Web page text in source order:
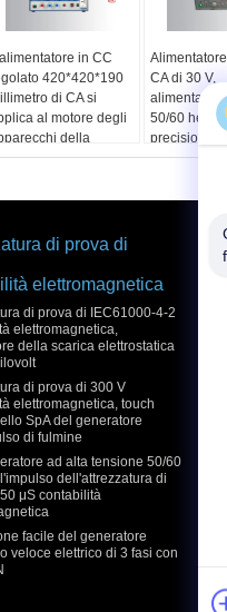
in CC
420*420*190
di CA si
al motore degli
della
CA di 30 V,
50/60 hertz
precisione di
di prova di
elettromagnetica
di prova di IEC61000-4-2
elettromagnetica,
della scarica elettrostatica
di prova di 300 V
elettromagnetica, touch
SpA del generatore
di fulmine
ad alta tensione 50/60
dell'attrezzatura di
μS contabilità
facile del generatore
veloce elettrico di 3 fasi con